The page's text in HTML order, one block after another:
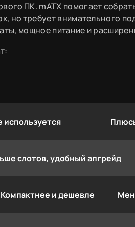
ПК. mATX помогает
но требует внимательного
мощное питание и
используется
слотов, удобный апгрейд
Компактнее и дешевле